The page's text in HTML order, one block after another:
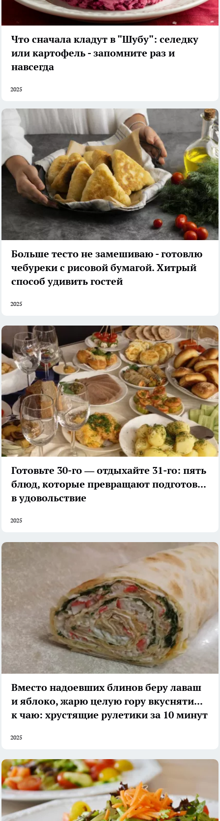
Что сначала кладут в "Шубу": селедку
или картофель - запомните раз и
навсегда
2025
Больше тесто не замешиваю - готовлю
чебуреки с рисовой бумагой. Хитрый
способ удивить гостей
2025
Готовьте 30-го — отдыхайте 31-го: пять
блюд, которые превращают подготовку
в удовольствие
2025
Вместо надоевших блинов беру лаваш
и яблоко, жарю целую гору вкуснятины
к чаю: хрустящие рулетики за 10 минут
2025